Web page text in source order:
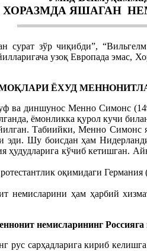
ХОРАЗМДА ЯШАГАН
сурат зўр чиқибди”,
узоқ Европада эмас,
ЁХУД
диншунос Менно Симонс
ёмонликка қурол кучи
Табиийки, Менно Симонс
Шу боисдан ҳам
кўчиб кетишган.
оқимидаги
немисларини ҳам ҳарбий
немисларининг
сарҳадларига кириб